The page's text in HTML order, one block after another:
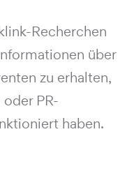
Recherchen
über
zu erhalten,
PR-
haben.